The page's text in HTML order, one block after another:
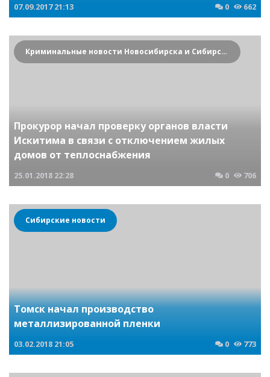
07.09.2017 21:13 0 662
Криминальные новости Новосибирска и Сибирского региона
Прокурор начал проверку органов власти
Искитима в связи с отключением жилых
домов от теплоснабжения
25.01.2018 22:28 0 706
Сибирские новости
Томск начал производство
металлизированной пленки
03.02.2018 21:05 0 773